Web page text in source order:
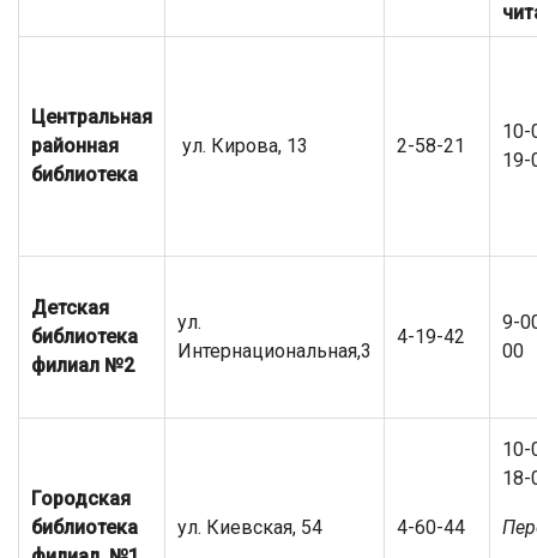
Центральная
районная
библиотека
ул. Кирова, 13 2-58-21
10-
19-
Детская
библиотека
филиал №2
ул.
Интернациональная,3
4-19-42
9-
00
Городская
библиотека
ул. Киевская, 54 4-60-44
10-
18-